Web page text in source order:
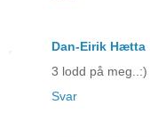
Dan-Eirik Hætta
3 lodd på meg..:)
Svar